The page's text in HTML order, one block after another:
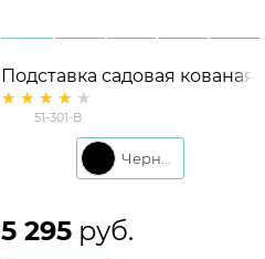
Подставка садовая кованая
51-301-B
5 295 руб.